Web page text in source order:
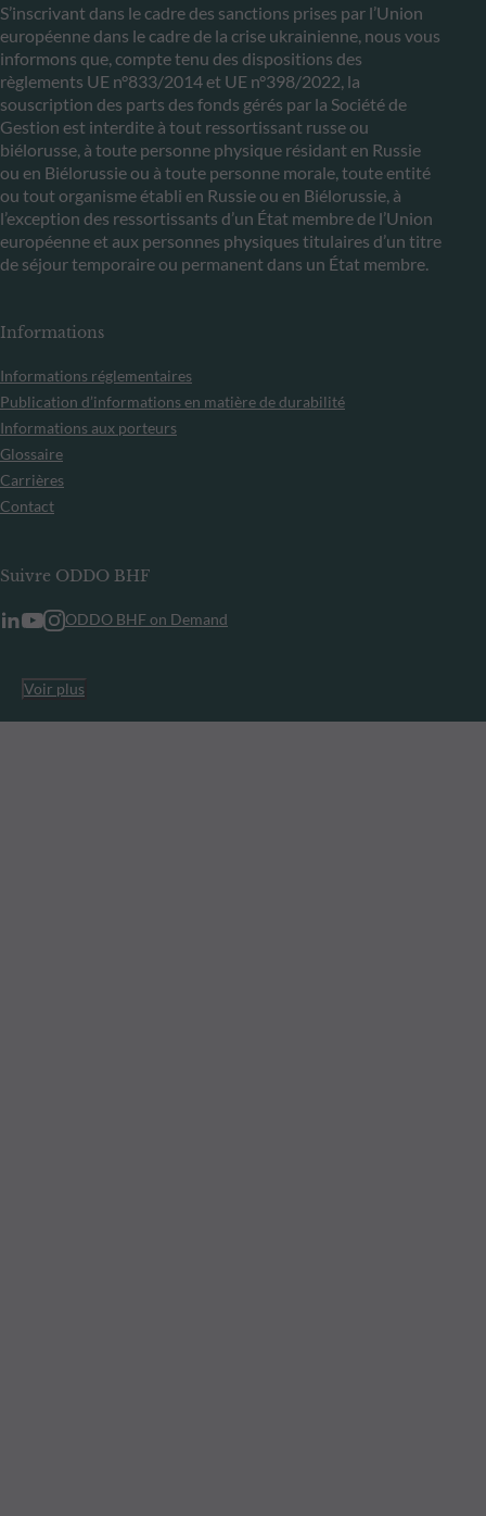
S’inscrivant dans le cadre des sanctions prises par l’Union
européenne dans le cadre de la crise ukrainienne, nous vous
informons que, compte tenu des dispositions des
règlements UE n°833/2014 et UE n°398/2022, la
souscription des parts des fonds gérés par la Société de
Gestion est interdite à tout ressortissant russe ou
biélorusse, à toute personne physique résidant en Russie
ou en Biélorussie ou à toute personne morale, toute entité
ou tout organisme établi en Russie ou en Biélorussie, à
l’exception des ressortissants d’un État membre de l’Union
européenne et aux personnes physiques titulaires d’un titre
de séjour temporaire ou permanent dans un État membre.
Informations
Informations réglementaires
Publication d’informations en matière de durabilité
Informations aux porteurs
Glossaire
Carrières
Contact
Suivre ODDO BHF
ODDO BHF on Demand
Voir plus